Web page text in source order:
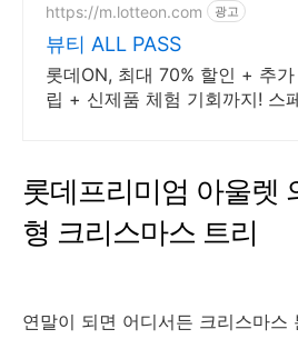
https://m.lotteon.com 광고
뷰티 ALL PASS
롯데ON, 최대 70% 할인 + 추가
립 + 신제품 체험 기회까지! 스
롯데프리미엄 아울렛
형 크리스마스 트리
연말이 되면 어디서든 크리스마스